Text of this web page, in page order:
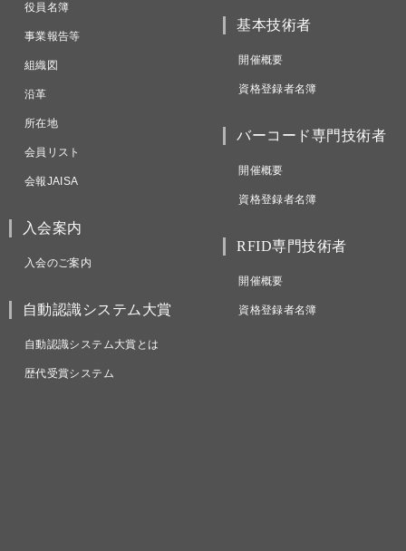
役員名簿
事業報告等
組織図
沿革
所在地
会員リスト
会報JAISA
入会案内
入会のご案内
自動認識システム大賞
自動認識システム大賞とは
歴代受賞システム
基本技術者
開催概要
資格登録者名簿
バーコード専門技術者
開催概要
資格登録者名簿
RFID専門技術者
開催概要
資格登録者名簿